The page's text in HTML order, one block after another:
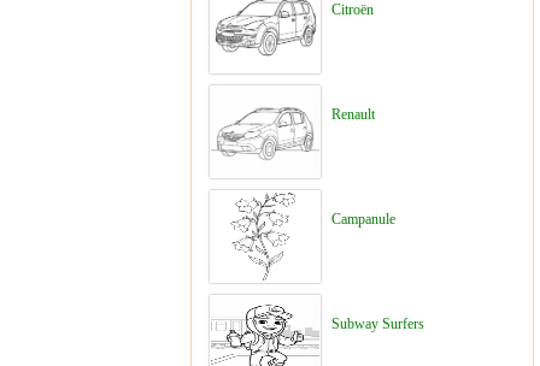
Citroën
Renault
Campanule
Subway Surfers